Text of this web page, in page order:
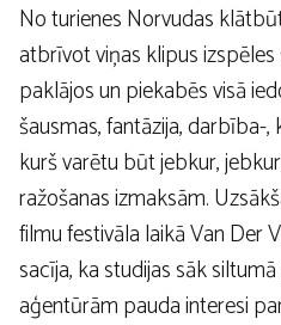
No turienes Norvudas
atbrīvot viņas klipus
paklājos un piekabēs visā
šausmas, fantāzija, darbība-
kurš varētu būt jebkur,
ražošanas izmaksām.
filmu festivāla laikā Van Der
sacīja, ka studijas sāk
aģentūrām pauda interesi